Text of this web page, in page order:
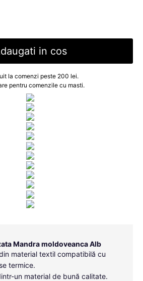
in cos
la comenzi peste 200 lei.
pentru comenzile cu masti.
Mandra moldoveanca Alb
material textil compatibilă cu
termice.
un material de bună calitate.